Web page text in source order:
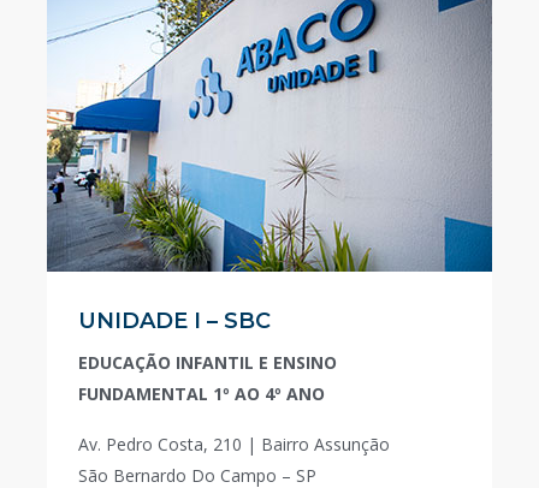
UNIDADE I – SBC
EDUCAÇÃO INFANTIL E ENSINO
FUNDAMENTAL 1º AO 4º ANO
Av. Pedro Costa, 210 | Bairro Assunção
São Bernardo Do Campo – SP